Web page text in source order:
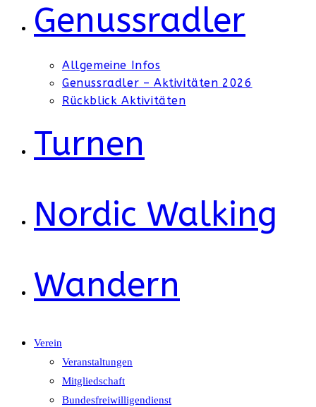
Genussradler
Allgemeine Infos
Genussradler – Aktivitäten 2026
Rückblick Aktivitäten
Turnen
Nordic Walking
Wandern
Verein
Veranstaltungen
Mitgliedschaft
Bundesfreiwilligendienst